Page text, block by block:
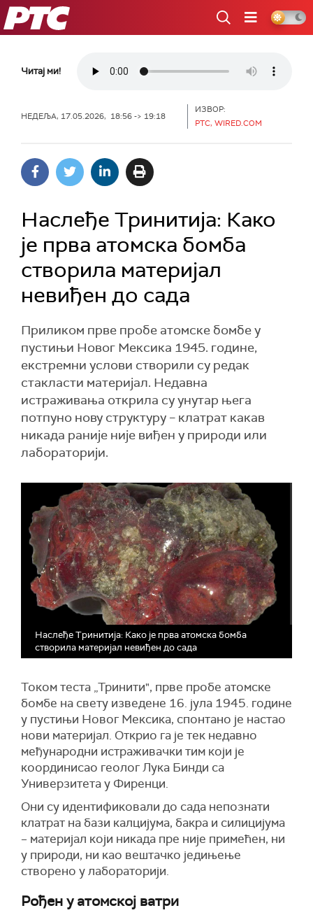
РТС
Читај ми!
НЕДЕЉА, 17.05.2026, 18:56 -> 19:18
ИЗВОР:
РТС, WIRED.COM
Наслеђе Тринитија: Како
је прва атомска бомба
створила материјал
невиђен до сада
Приликом прве пробе атомске бомбе у
пустињи Новог Мексика 1945. године,
екстремни услови створили су редак
стакласти материјал. Недавна
истраживања открила су унутар њега
потпуно нову структуру – клатрат какав
никада раније није виђен у природи или
лабораторији.
Наслеђе Тринитија: Како је прва атомска бомба
створила материјал невиђен до сада
Током теста „Тринити", прве пробе атомске
бомбе на свету изведене 16. јула 1945. године
у пустињи Новог Мексика, спонтано је настао
нови материјал. Открио га је тек недавно
међународни истраживачки тим који је
координисао геолог Лука Бинди са
Универзитета у Фиренци.
Они су идентификовали до сада непознати
клатрат на бази калцијума, бакра и силицијума
– материјал који никада пре није примећен, ни
у природи, ни као вештачко једињење
створено у лабораторији.
Рођен у атомској ватри